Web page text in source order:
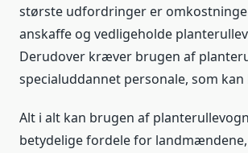
største udfordringer er
anskaffe og vedligeholde
Derudover kræver brugen af
specialuddannet personale, som kan
Alt i alt kan brugen af
betydelige fordele for